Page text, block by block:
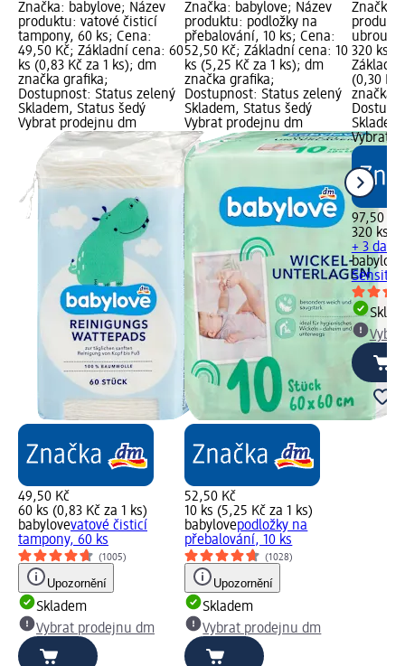
Značka: babylove; Název
produktu: vatové čisticí
tampony, 60 ks; Cena:
49,50 Kč; Základní cena: 60
ks (0,83 Kč za 1 ks); dm
značka grafika;
Dostupnost: Status zelený
Skladem, Status šedý
Vybrat prodejnu dm
49,50 Kč
60 ks (0,83 Kč za 1 ks)
babylovevatové čisticí
tampony, 60 ks
(1005)
Upozornění
Skladem
Vybrat prodejnu dm
Značka: babylove; Název
produktu: podložky na
přebalování, 10 ks; Cena:
52,50 Kč; Základní cena: 10
ks (5,25 Kč za 1 ks); dm
značka grafika;
Dostupnost: Status zelený
Skladem, Status šedý
Vybrat prodejnu dm
52,50 Kč
10 ks (5,25 Kč za 1 ks)
babylovepodložky na
přebalování, 10 ks
(1028)
Upozornění
Skladem
Vybrat prodejnu dm
Značka:
320 ks;
Základní
(0,30 Kč
značka
Vybrat
97,50 Kč
320 ks
+ 3 další
babylove